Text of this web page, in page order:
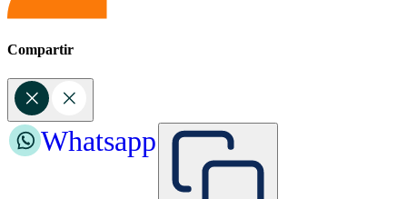
Compartir
Whatsapp